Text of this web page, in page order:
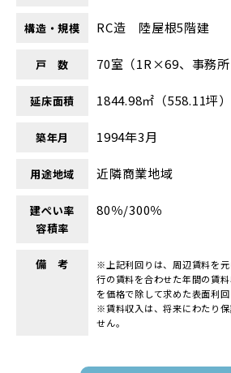
構造・規模 RC造 陸屋根5階建
戸 数 70室（1R×69、事務所
延床面積 1844.98㎡（558.11坪）
築年月 1994年3月
用途地域 近隣商業地域
建ぺい率
容積率
80％/300％
備 考
※上記利回りは、周辺賃料を
行の賃料を合わせた年間の賃料
を価格で除して求めた表面利回
※賃料収入は、将来にわたり
せん。